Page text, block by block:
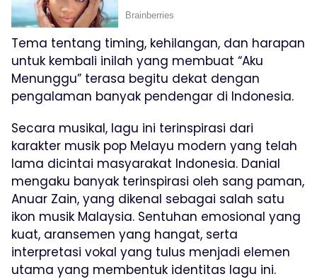
Tema tentang timing, kehilangan, dan harapan
untuk kembali inilah yang membuat “Aku
Menunggu” terasa begitu dekat dengan
pengalaman banyak pendengar di Indonesia.
Secara musikal, lagu ini terinspirasi dari
karakter musik pop Melayu modern yang telah
lama dicintai masyarakat Indonesia. Danial
mengaku banyak terinspirasi oleh sang paman,
Anuar Zain, yang dikenal sebagai salah satu
ikon musik Malaysia. Sentuhan emosional yang
kuat, aransemen yang hangat, serta
interpretasi vokal yang tulus menjadi elemen
utama yang membentuk identitas lagu ini.